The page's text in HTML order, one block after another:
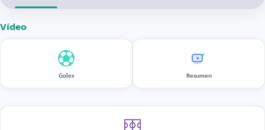
Vídeo
Goles Resumen